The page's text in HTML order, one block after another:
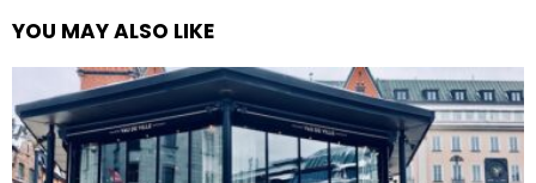
YOU MAY ALSO LIKE